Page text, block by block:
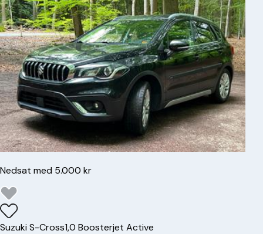
Nedsat med 5.000 kr
SuzukiS-Cross1,0 Boosterjet Active